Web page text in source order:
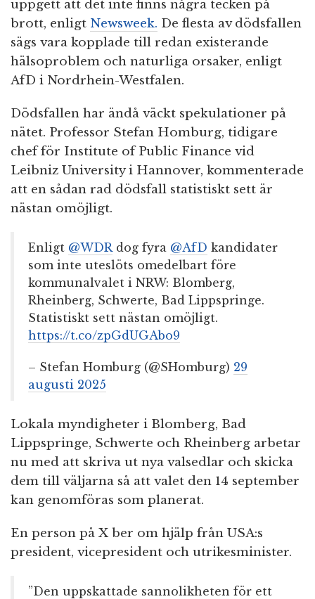
uppgett att det inte finns några tecken på
brott, enligt Newsweek. De flesta av dödsfallen
sägs vara kopplade till redan existerande
hälsoproblem och naturliga orsaker, enligt
AfD i Nordrhein-Westfalen.
Dödsfallen har ändå väckt spekulationer på
nätet. Professor Stefan Homburg, tidigare
chef för Institute of Public Finance vid
Leibniz University i Hannover, kommenterade
att en sådan rad dödsfall statistiskt sett är
nästan omöjligt.
Enligt @WDRdog fyra @AfD kandidater
som inte uteslöts omedelbart före
kommunalvalet i NRW: Blomberg,
Rheinberg, Schwerte, Bad Lippspringe.
Statistiskt sett nästan omöjligt.
https://t.co/zpGdUGAbo9
– Stefan Homburg (@SHomburg) 29
augusti 2025
Lokala myndigheter i Blomberg, Bad
Lippspringe, Schwerte och Rheinberg arbetar
nu med att skriva ut nya valsedlar och skicka
dem till väljarna så att valet den 14 september
kan genomföras som planerat.
En person på X ber om hjälp från USA:s
president, vicepresident och utrikesminister.
”Den uppskattade sannolikheten för ett